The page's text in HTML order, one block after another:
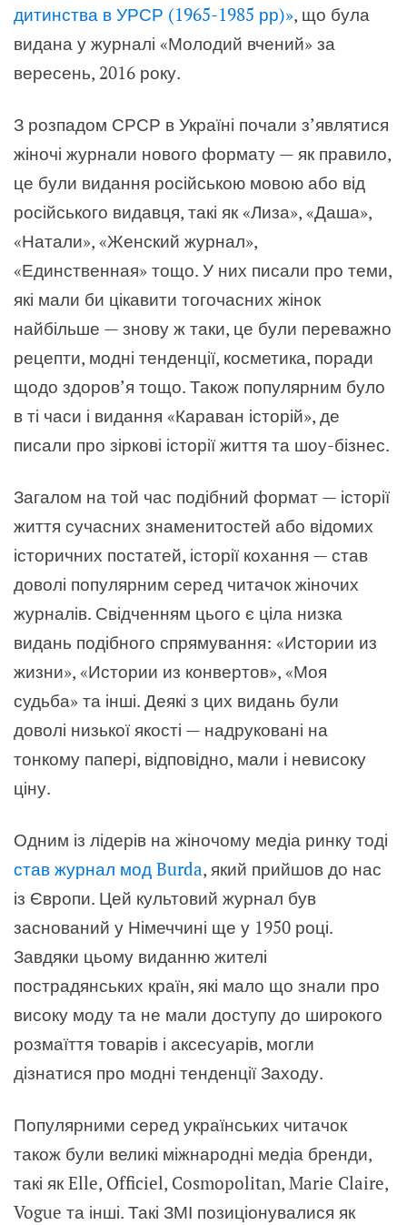
дитинства в УРСР (1965-1985 рр)», що була
видана у журналі «Молодий вчений» за
вересень, 2016 року.
З розпадом СРСР в Україні почали з’являтися
жіночі журнали нового формату — як правило,
це були видання російською мовою або від
російського видавця, такі як «Лиза», «Даша»,
«Натали», «Женский журнал»,
«Единственная» тощо. У них писали про теми,
які мали би цікавити тогочасних жінок
найбільше — знову ж таки, це були переважно
рецепти, модні тенденції, косметика, поради
щодо здоров’я тощо. Також популярним було
в ті часи і видання «Караван історій», де
писали про зіркові історії життя та шоу-бізнес.
Загалом на той час подібний формат — історії
життя сучасних знаменитостей або відомих
історичних постатей, історії кохання — став
доволі популярним серед читачок жіночих
журналів. Свідченням цього є ціла низка
видань подібного спрямування: «Истории из
жизни», «Истории из конвертов», «Моя
судьба» та інші. Деякі з цих видань були
доволі низької якості — надруковані на
тонкому папері, відповідно, мали і невисоку
ціну.
Одним із лідерів на жіночому медіа ринку тоді
став журнал мод Burda, який прийшов до нас
із Європи. Цей культовий журнал був
заснований у Німеччині ще у 1950 році.
Завдяки цьому виданню жителі
пострадянських країн, які мало що знали про
високу моду та не мали доступу до широкого
розмаїття товарів і аксесуарів, могли
дізнатися про модні тенденції Заходу.
Популярними серед українських читачок
також були великі міжнародні медіа бренди,
такі як Elle, Officiel, Cosmopolitan, Marie Claire,
Vogue та інші. Такі ЗМІ позиціонувалися як